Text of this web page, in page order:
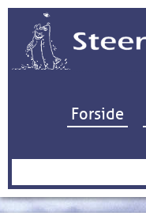
Forside
Søg